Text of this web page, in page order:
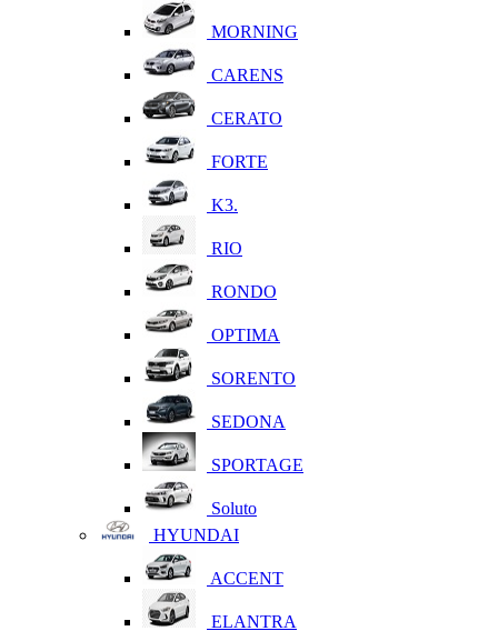
MORNING
CARENS
CERATO
FORTE
K3.
RIO
RONDO
OPTIMA
SORENTO
SEDONA
SPORTAGE
Soluto
HYUNDAI
ACCENT
ELANTRA